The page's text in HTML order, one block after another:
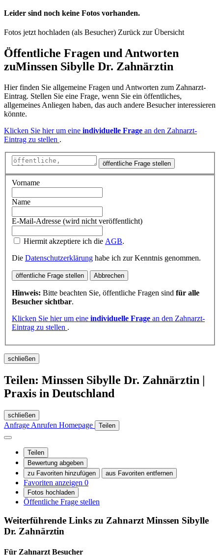
Leider sind noch keine Fotos vorhanden.
Fotos jetzt hochladen (als Besucher) Zurück zur Übersicht
Öffentliche Fragen und Antworten
zuMinssen Sibylle Dr. Zahnärztin
Hier finden Sie allgemeine Fragen und Antworten zum Zahnarzt-
Eintrag. Stellen Sie eine Frage, wenn Sie ein öffentliches,
allgemeines Anliegen haben, das auch andere Besucher interessieren
könnte.
Klicken Sie hier um eine individuelle Frage an den Zahnarzt-
Eintrag zu stellen .
öffentliche Frage stellen
Vorname
Name
E-Mail-Adresse (wird nicht veröffentlicht)
Hiermit akzeptiere ich die AGB.
Die Datenschutzerklärung habe ich zur Kenntnis genommen.
öffentliche Frage stellen Abbrechen
Hinweis: Bitte beachten Sie, öffentliche Fragen sind für alle
Besucher sichtbar.
Klicken Sie hier um eine individuelle Frage an den Zahnarzt-
Eintrag zu stellen .
schließen
Teilen: Minssen Sibylle Dr. Zahnärztin |
Praxis in Deutschland
schließen
Anfrage Anrufen Homepage Teilen
Teilen
Bewertung abgeben
zu Favoriten hinzufügen
aus Favoriten entfernen
Favoriten anzeigen 0
Fotos hochladen
Öffentliche Frage stellen
Weiterführende Links zu ZahnarztMinssen Sibylle
Dr. Zahnärztin
Für Zahnarzt Besucher